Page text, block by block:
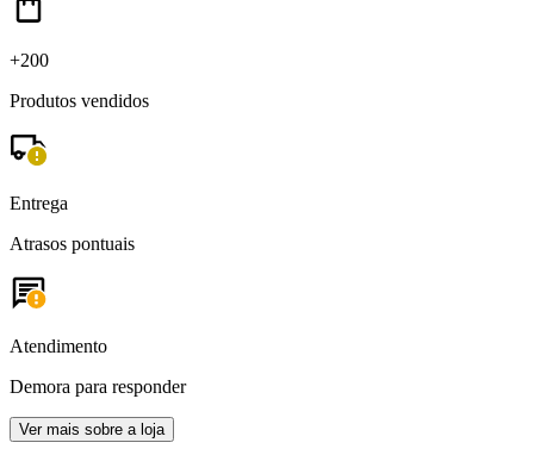
+200
Produtos vendidos
Entrega
Atrasos pontuais
Atendimento
Demora para responder
Ver mais sobre a loja